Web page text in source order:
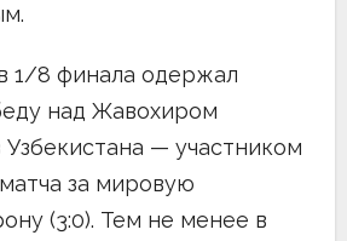
1/8 финала одержал
над Жавохиром
— участником
за мировую
(3:0). Тем не менее в